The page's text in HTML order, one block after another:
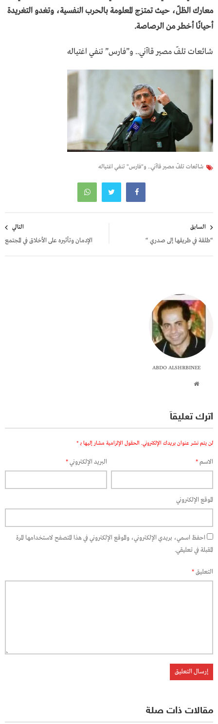
معارك الظلّ، حيث تمتزج المعلومة بالحرب النفسية، وتغدو التغريدة
أحيانًا أخطر من الرصاصة.
شائعات تلفّ مصير قاآني.. و”فارس” تنفي اغتياله
شائعات تلفّ مصير قاآني.. و"فارس" تنفي اغتياله
المقالات
السابق
“طلقة في طريقها إلى صدري “
التالي
الإدمان وتأثيره على الأخلاق في المجتمع
ABDO ALSHRBINEE
اترك تعليقاً
لن يتم نشر عنوان بريدك الإلكتروني. الحقول الإلزامية مشار إليها بـ *
الاسم* البريد الإلكتروني*
الموقع الإلكتروني
احفظ اسمي، بريدي الإلكتروني، والموقع الإلكتروني في هذا المتصفح لاستخدامها المرة
المقبلة في تعليقي.
التعليق*
مقالات ذات صلة